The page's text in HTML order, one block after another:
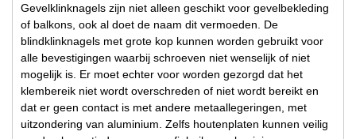
Gevelklinknagels zijn niet alleen geschikt voor gevelbekleding
of balkons, ook al doet de naam dit vermoeden. De
blindklinknagels met grote kop kunnen worden gebruikt voor
alle bevestigingen waarbij schroeven niet wenselijk of niet
mogelijk is. Er moet echter voor worden gezorgd dat het
klembereik niet wordt overschreden of niet wordt bereikt en
dat er geen contact is met andere metaallegeringen, met
uitzondering van aluminium. Zelfs houtenplaten kunnen veilig